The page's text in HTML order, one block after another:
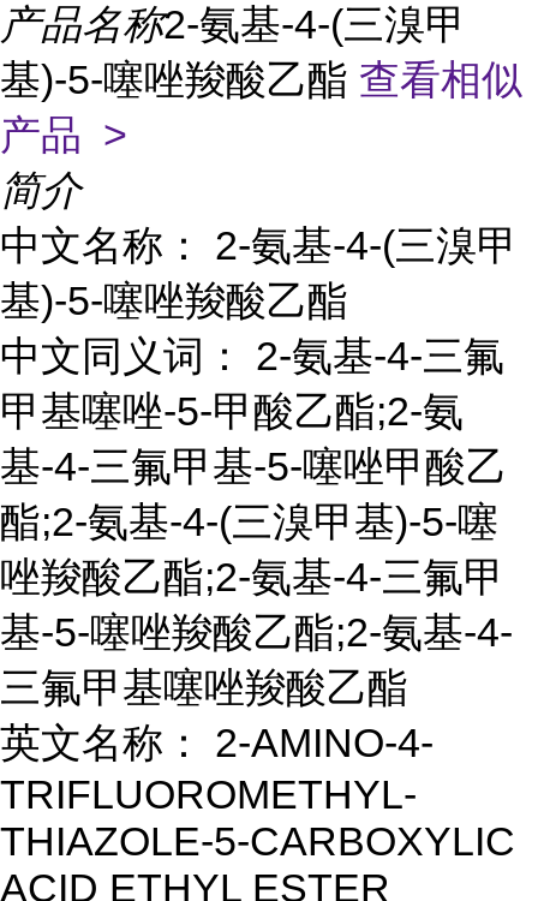
产品名称2-氨基-4-(三溴甲
基)-5-噻唑羧酸乙酯 查看相似
产品 >
简介
中文名称： 2-氨基-4-(三溴甲
基)-5-噻唑羧酸乙酯
中文同义词： 2-氨基-4-三氟
甲基噻唑-5-甲酸乙酯;2-氨
基-4-三氟甲基-5-噻唑甲酸乙
酯;2-氨基-4-(三溴甲基)-5-噻
唑羧酸乙酯;2-氨基-4-三氟甲
基-5-噻唑羧酸乙酯;2-氨基-4-
三氟甲基噻唑羧酸乙酯
英文名称： 2-AMINO-4-
TRIFLUOROMETHYL-
THIAZOLE-5-CARBOXYLIC
ACID ETHYL ESTER